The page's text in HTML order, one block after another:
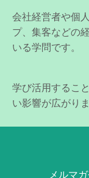
会社経営者や個
プ、集客などの
いる学問です。
学び活用するこ
い影響が広がりま
メルマ